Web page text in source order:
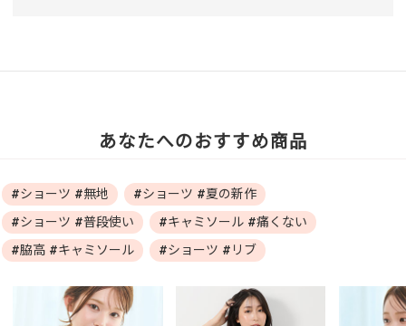
あなたへのおすすめ商品
#ショーツ #無地
#ショーツ #夏の新作
#ショーツ #普段使い
#キャミソール #痛くない
#脇高 #キャミソール
#ショーツ #リブ